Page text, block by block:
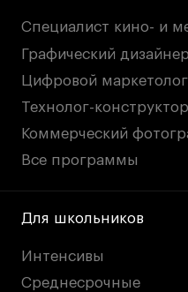
Специалист кино- и
Графический дизайнер
Цифровой маркетолог
Технолог-
Коммерческий
Все программы
Для школьников
Интенсивы
Среднесрочные